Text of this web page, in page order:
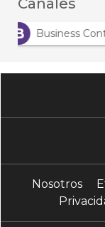
B
Business
Nosotros